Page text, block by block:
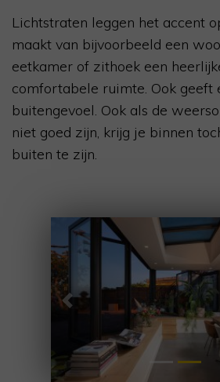
Lichtstraten leggen het accent
maakt van bijvoorbeeld een
eetkamer of zithoek een
comfortabele ruimte. Ook geeft
buitengevoel. Ook als de
niet goed zijn, krijg je binnen
buiten te zijn.
Previous